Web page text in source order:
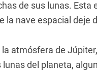
de sus lunas.
la nave espacial deje
atmósfera de
del planeta,